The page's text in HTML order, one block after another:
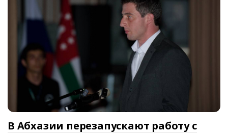
В Абхазии перезапускают работу с